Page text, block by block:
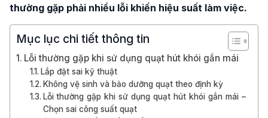
thường gặp phải nhiều lỗi khiến hiệu suất làm việc.
Mục lục chi tiết thông tin
Lỗi thường gặp khi sử dụng quạt hút khói gắn mái
Lắp đặt sai kỹ thuật
Không vệ sinh và bảo dưỡng quạt theo định kỳ
Lỗi thường gặp khi sử dụng quạt hút khói gắn mái –
Chọn sai công suất quạt